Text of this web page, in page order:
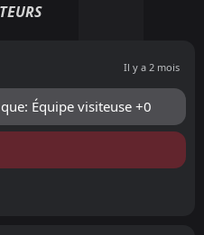
Il y a 2 mois
Équipe visiteuse +0